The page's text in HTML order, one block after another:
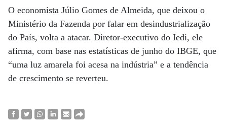
O economista Júlio Gomes de Almeida, que deixou o
Ministério da Fazenda por falar em desindustrialização
do País, volta a atacar. Diretor-executivo do Iedi, ele
afirma, com base nas estatísticas de junho do IBGE, que
“uma luz amarela foi acesa na indústria” e a tendência
de crescimento se reverteu.